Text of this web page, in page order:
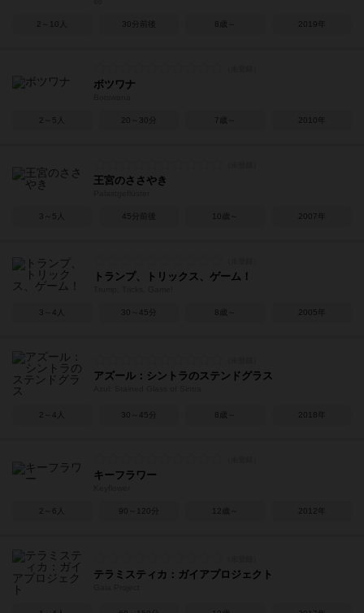
2～10人 30分前後 8歳～ 2019年
ボツワナ
2～5人 20～30分 7歳～ 2010年
王宮のささやき
3～5人 45分前後 10歳～ 2007年
トランプ、トリックス、ゲーム！
3～4人 30～45分 8歳～ 2005年
アズール：シントラのステンドグラス
2～4人 30～45分 8歳～ 2018年
キーフラワー
2～6人 90～120分 12歳～ 2012年
テラミスティカ：ガイアプロジェクト